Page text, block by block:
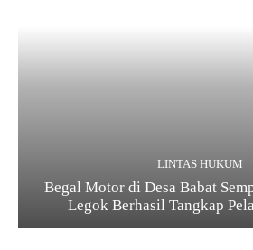
LINTAS HUKUM
Begal Motor di Desa Babat
Legok Berhasil Tangkap